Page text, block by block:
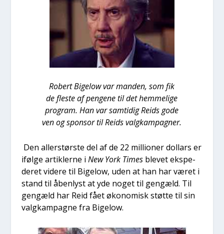
Robert Bige­low var man­den, som fik
de fle­ste af pen­ge­ne til det hem­me­li­ge
pro­gram. Han var sam­ti­dig Reids gode
ven og sponsor til Reids valg­kampag­ner.
Den aller­stør­ste del af de 22 mil­li­o­ner dol­lars er
iføl­ge artik­ler­ne i New York Timesble­vet eks­pe­
de­ret vide­re til Bige­low, uden at han har været i
stand til åben­lyst at yde noget til gen­gæld. Til
gen­gæld har Reid fået øko­no­misk støt­te til sin
valg­kampag­ne fra Bige­low.